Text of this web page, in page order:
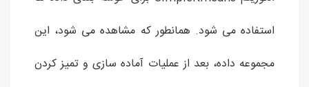
استفاده می شود. همانطور که مشاهده می شود، این
مجموعه داده، بعد از عملیات آماده سازی و تمیز کردن